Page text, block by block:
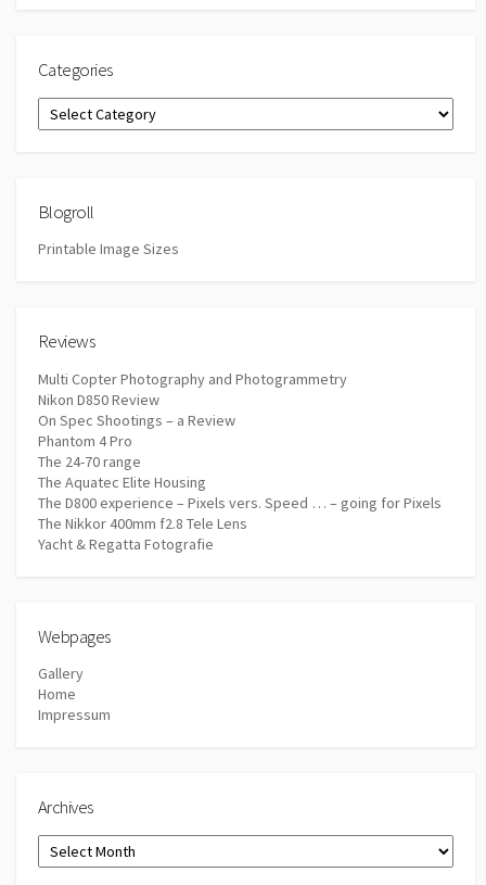
Categories
Categories
Blogroll
Printable Image Sizes
Reviews
Multi Copter Photography and Photogrammetry
Nikon D850 Review
On Spec Shootings – a Review
Phantom 4 Pro
The 24-70 range
The Aquatec Elite Housing
The D800 experience – Pixels vers. Speed … – going for Pixels
The Nikkor 400mm f2.8 Tele Lens
Yacht & Regatta Fotografie
Webpages
Gallery
Home
Impressum
Archives
Archives